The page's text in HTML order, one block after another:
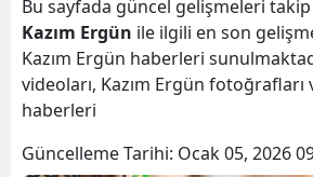
Bu sayfada güncel gelişmeleri
Kazım Ergün ile ilgili en son
Kazım Ergün haberleri
videoları, Kazım Ergün fotoğrafları
haberleri
Güncelleme Tarihi: Ocak 05, 2026